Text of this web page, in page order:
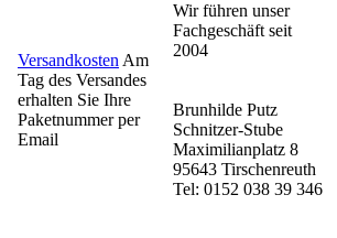
Versandkosten Am
Tag des Versandes
erhalten Sie Ihre
Paketnummer per
Email
Wir führen unser
Fachgeschäft seit
2004
Brunhilde Putz
Schnitzer-Stube
Maximilianplatz 8
95643 Tirschenreuth
Tel: 0152 038 39 346